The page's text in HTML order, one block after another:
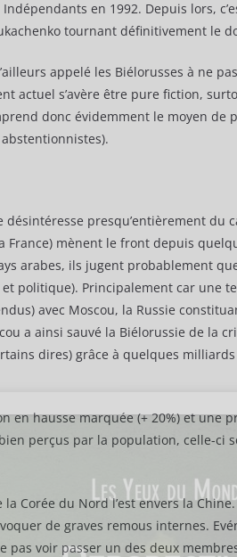
en 1992. Depuis lors,
tournant définitivement le
appelé les Biélorusses à ne
actuel s’avère être pure fiction,
donc évidemment le moyen de
presqu’entièrement du
mènent le front depuis
arabes, ils jugent probablement
politique). Principalement car une
avec Moscou, la Russie
a ainsi sauvé la Biélorussie de la
dires) grâce à quelques
en hausse marquée (+ 20%) et une
perçus par la population, celle-ci
Corée du Nord l’est envers la
de graves remous internes.
voir passer un des deux